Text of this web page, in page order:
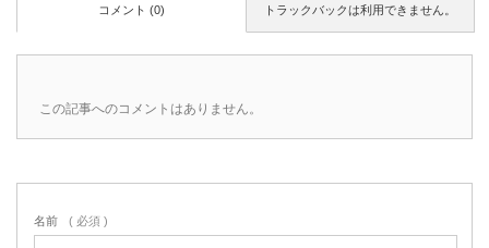
トラックバックは利用できません。
コメント (0)
この記事へのコメントはありません。
名前 ( 必須 )